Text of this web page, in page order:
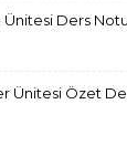
Ünitesi Ders
Ünitesi Özet